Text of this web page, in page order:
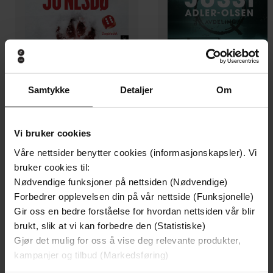
Samtykke Detaljer Om
Vi bruker cookies
Våre nettsider benytter cookies (informasjonskapsler). Vi
bruker cookies til:
Nødvendige funksjoner på nettsiden (Nødvendige)
Forbedrer opplevelsen din på vår nettside (Funksjonelle)
Gir oss en bedre forståelse for hvordan nettsiden vår blir
brukt, slik at vi kan forbedre den (Statistiske)
Gjør det mulig for oss å vise deg relevante produkter,
kampanjer og tilbud (Markedsføring)
Minnesota
Jo Nesbø
LYDBOK
Jussi Adler-Olsen
Forfattere Gard Sveen (forfatter),Kjersti Idem
(innleser)